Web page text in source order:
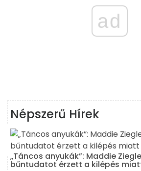
ad
Népszerű Hírek
„Táncos anyukák”: Maddie
bűntudatot érzett a kilépés